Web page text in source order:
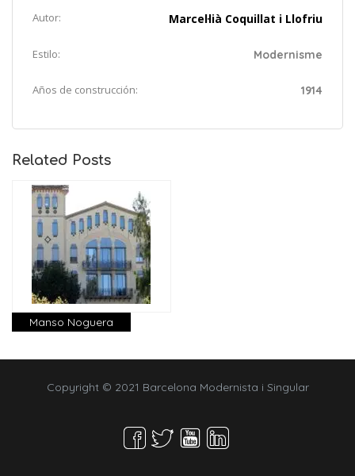
Autor: Marcel·lià Coquillat i Llofriu
Estilo: Modernisme
Años de construcción: 1914
Related Posts
Manso Noguera
Copyright © 2021 Barcelona Modernista i Singular